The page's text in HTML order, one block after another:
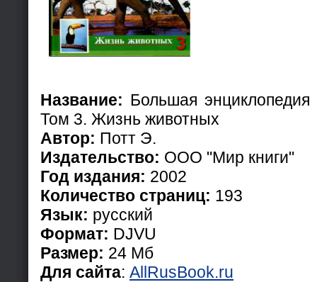
Название: Большая
Том 3. Жизнь животных
Автор: Потт Э.
Издательство: ООО "Мир книги"
Год издания: 2002
Количество страниц: 193
Язык: русский
Формат: DJVU
Размер: 24 Мб
Для сайта: AllRusBook.ru